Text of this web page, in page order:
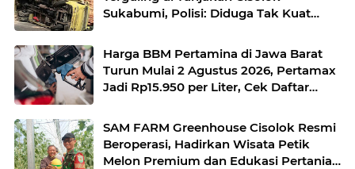
Sukabumi, Polisi: Diduga Tak Kuat
Harga BBM Pertamina di Jawa Barat
Turun Mulai 2 Agustus 2026, Pertamax
Jadi Rp15.950 per Liter, Cek Daftar
SAM FARM Greenhouse Cisolok Resmi
Beroperasi, Hadirkan Wisata Petik
Melon Premium dan Edukasi Pertanian